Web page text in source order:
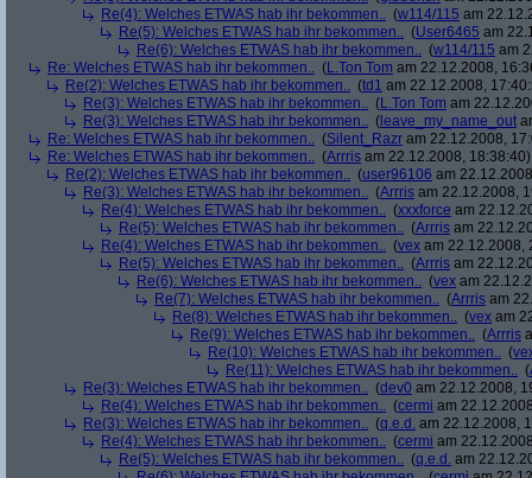
Re(4): Welches ETWAS hab ihr bekommen.. (w114/115 am
Re(5): Welches ETWAS hab ihr bekommen.. (User6465 am
Re(6): Welches ETWAS hab ihr bekommen.. (w114/115 am
Re: Welches ETWAS hab ihr bekommen.. (L.Ton Tom am 22.12.2008,
Re(2): Welches ETWAS hab ihr bekommen.. (td1 am 22.12.2008,
Re(3): Welches ETWAS hab ihr bekommen.. (L.Ton Tom am
Re(3): Welches ETWAS hab ihr bekommen.. ( leave_my_name_out
Re: Welches ETWAS hab ihr bekommen.. (Silent_Razr am 22.12.2008,
Re: Welches ETWAS hab ihr bekommen.. (Arrris am 22.12.2008, 18:38:40)
Re(2): Welches ETWAS hab ihr bekommen.. (user96106 am
Re(3): Welches ETWAS hab ihr bekommen.. (Arrris am 22.12.2008,
Re(4): Welches ETWAS hab ihr bekommen.. (xxxforce am
Re(5): Welches ETWAS hab ihr bekommen.. (Arrris am
Re(4): Welches ETWAS hab ihr bekommen.. (vex am 22.12.2008,
Re(5): Welches ETWAS hab ihr bekommen.. (Arrris am
Re(6): Welches ETWAS hab ihr bekommen.. (vex am
Re(7): Welches ETWAS hab ihr bekommen.. (Arrris am
Re(8): Welches ETWAS hab ihr bekommen.. (vex am
Re(9): Welches ETWAS hab ihr bekommen.. (Arrris
Re(10): Welches ETWAS hab ihr bekommen.. (
Re(11): Welches ETWAS hab ihr bekommen.. (
Re(3): Welches ETWAS hab ihr bekommen.. (dev0 am 22.12.2008,
Re(4): Welches ETWAS hab ihr bekommen.. (cermi am
Re(3): Welches ETWAS hab ihr bekommen.. (q.e.d. am 22.12.2008,
Re(4): Welches ETWAS hab ihr bekommen.. (cermi am
Re(5): Welches ETWAS hab ihr bekommen.. (q.e.d. am